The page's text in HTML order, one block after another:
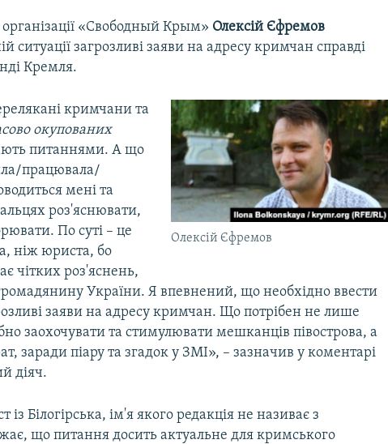
«Свободный Крым» Олексій Єфремов
ситуації загрозливі заяви на адресу кримчан справді
Кремля.
Олексій Єфремов
кримчани та
окупованих
питаннями. А що
працювала/
мені та
роз'яснювати,
По суті – це
ніж юриста, бо
чітких роз'яснень,
України. Я впевнений, що необхідно ввести
заяви на адресу кримчан. Що потрібен не лише
заохочувати та стимулювати мешканців півострова, а
заради піару та згадок у ЗМІ», – зазначив у коментарі
діяч.
із Білогірська, ім'я якого редакція не називає з
що питання досить актуальне для кримського